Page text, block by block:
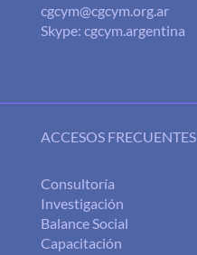
cgcym@cgcym.org.ar
Skype: cgcym.argentina
ACCESOS FRECUENTES
Consultoría
Investigación
Balance Social
Capacitación